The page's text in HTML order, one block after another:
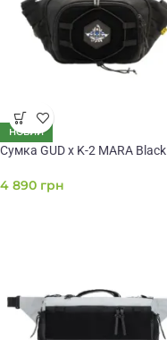
НОВИЙ
Сумка GUD x K-2 MARA Black
4 890 грн